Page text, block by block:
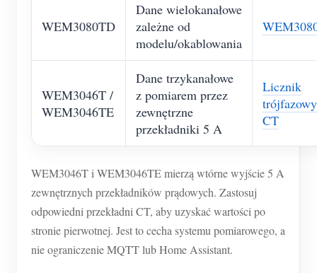
WEM3080TD
Dane wielokanałowe
zależne od
modelu/okablowania
WEM3046T /
WEM3046TE
Dane trzykanałowe
z pomiarem przez
zewnętrzne
przekładniki 5 A
Licznik
CT
WEM3046T i WEM3046TE mierzą wtórne wyjście 5 A
zewnętrznych przekładników prądowych. Zastosuj
odpowiedni przekładni CT, aby uzyskać wartości po
stronie pierwotnej. Jest to cecha systemu pomiarowego, a
nie ograniczenie MQTT lub Home Assistant.